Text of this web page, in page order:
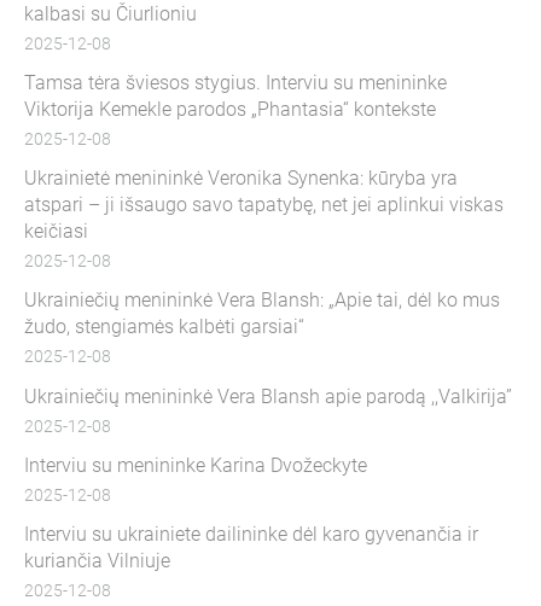
kalbasi su Čiurlioniu
2025-12-08
Tamsa tėra šviesos stygius. Interviu su menininke
Viktorija Kemekle parodos „Phantasia“ kontekste
2025-12-08
Ukrainietė menininkė Veronika Synenka: kūryba yra
atspari – ji išsaugo savo tapatybę, net jei aplinkui viskas
keičiasi
2025-12-08
Ukrainiečių menininkė Vera Blansh: „Apie tai, dėl ko mus
žudo, stengiamės kalbėti garsiai“
2025-12-08
Ukrainiečių menininkė Vera Blansh apie parodą ,,Valkirija”
2025-12-08
Interviu su menininke Karina Dvožeckyte
2025-12-08
Interviu su ukrainiete dailininke dėl karo gyvenančia ir
kuriančia Vilniuje
2025-12-08